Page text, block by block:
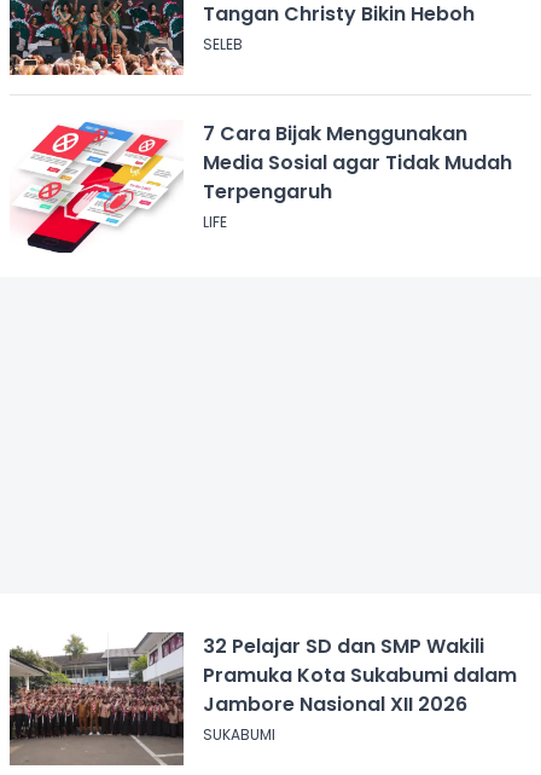
Tangan Christy Bikin Heboh
SELEB
7 Cara Bijak Menggunakan
Media Sosial agar Tidak Mudah
Terpengaruh
LIFE
32 Pelajar SD dan SMP Wakili
Pramuka Kota Sukabumi dalam
Jambore Nasional XII 2026
SUKABUMI